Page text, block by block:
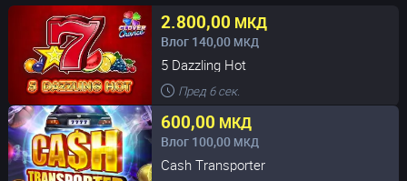
2.800,00 МКД
Влог 140,00 МКД
5 Dazzling Hot
Пред 6 сек.
600,00 МКД
Влог 100,00 МКД
Cash Transporter